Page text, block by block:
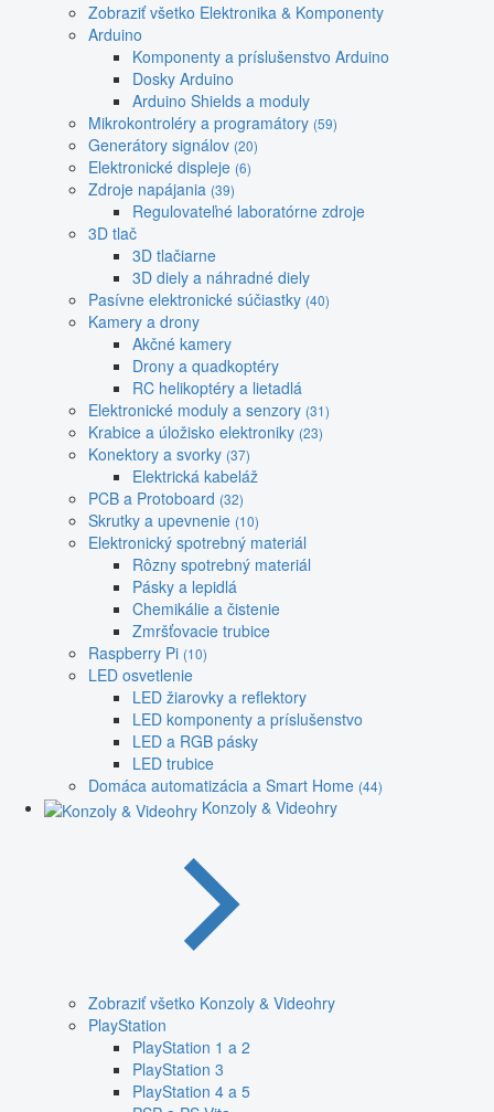
Zobraziť všetko Elektronika & Komponenty
Arduino
Komponenty a príslušenstvo Arduino
Dosky Arduino
Arduino Shields a moduly
Mikrokontroléry a programátory (59)
Generátory signálov (20)
Elektronické displeje (6)
Zdroje napájania (39)
Regulovateľné laboratórne zdroje
3D tlač
3D tlačiarne
3D diely a náhradné diely
Pasívne elektronické súčiastky (40)
Kamery a drony
Akčné kamery
Drony a quadkoptéry
RC helikoptéry a lietadlá
Elektronické moduly a senzory (31)
Krabice a úložisko elektroniky (23)
Konektory a svorky (37)
Elektrická kabeláž
PCB a Protoboard (32)
Skrutky a upevnenie (10)
Elektronický spotrebný materiál
Rôzny spotrebný materiál
Pásky a lepidlá
Chemikálie a čistenie
Zmršťovacie trubice
Raspberry Pi (10)
LED osvetlenie
LED žiarovky a reflektory
LED komponenty a príslušenstvo
LED a RGB pásky
LED trubice
Domáca automatizácia a Smart Home (44)
Konzoly & Videohry
Zobraziť všetko Konzoly & Videohry
PlayStation
PlayStation 1 a 2
PlayStation 3
PlayStation 4 a 5